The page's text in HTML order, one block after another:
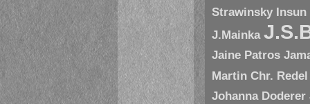
Strawinsky
J.Mainka
Jaine Patros
Martin Chr. Redel
Johanna Doderer